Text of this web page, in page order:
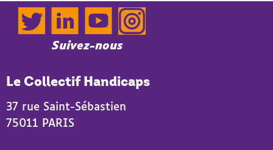
Suivez-nous
TwitterLinkedInYouTubeInstagram
Le Collectif Handicaps
37 rue Saint-Sébastien
75011 PARIS